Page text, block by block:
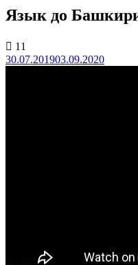
Язык до
11
30.07.201903.09.2020